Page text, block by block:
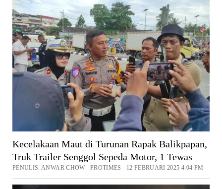
Kecelakaan Maut di Turunan Rapak Balikpapan,
Truk Trailer Senggol Sepeda Motor, 1 Tewas
PENULIS: ANWAR CHOW PROTIMES 12 FEBRUARI 2025 4:04 PM